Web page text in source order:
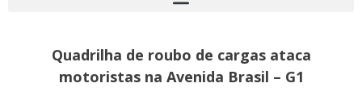
Quadrilha de roubo de cargas ataca
motoristas na Avenida Brasil – G1